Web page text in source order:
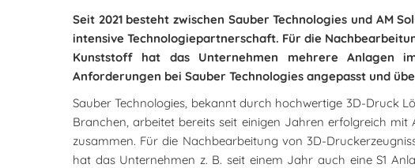
Seit 2021 besteht zwischen Sauber Technologies und AM
intensive Technologiepartnerschaft. Für die
Kunststoff hat das Unternehmen mehrere Anlagen
Anforderungen bei Sauber Technologies angepasst und
Sauber Technologies, bekannt durch hochwertige 3D-Druck
Branchen, arbeitet bereits seit einigen Jahren erfolgreich
zusammen. Für die Nachbearbeitung von 3D-
hat das Unternehmen z. B. seit einem Jahr auch eine S1